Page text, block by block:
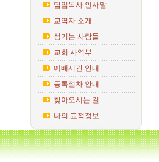
담임목사 인사말
교역자 소개
섬기는 사람들
교회 사역부
예배시간 안내
등록절차 안내
찾아오시는 길
나의 교적정보